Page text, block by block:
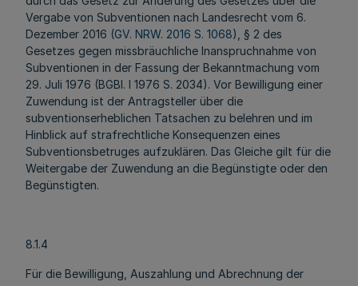
Vergabe von Subventionen nach Landesrecht vom 6.
Dezember 2016 (GV. NRW. 2016 S. 1068), § 2 des
Gesetzes gegen missbräuchliche Inanspruchnahme von
Subventionen in der Fassung der Bekanntmachung vom
29. Juli 1976 (BGBl. I 1976 S. 2034). Vor Bewilligung einer
Zuwendung ist der Antragsteller über die
subventionserheblichen Tatsachen zu belehren und im
Hinblick auf strafrechtliche Konsequenzen eines
Subventionsbetruges aufzuklären. Das Gleiche gilt für die
Weitergabe der Zuwendung an die Begünstigte oder den
Begünstigten.
8.1.4
Für die Bewilligung, Auszahlung und Abrechnung der